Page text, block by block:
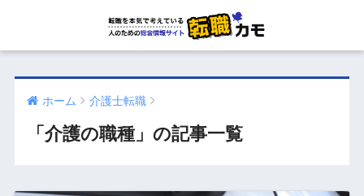
ホーム 介護士転職
「介護の職種」の記事一覧